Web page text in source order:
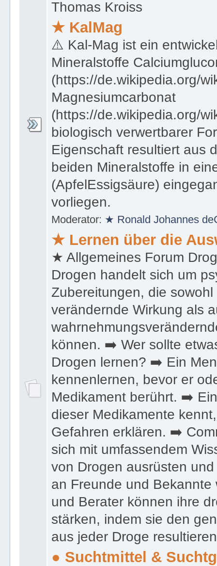
Thomas Kroiss
★ KalMag
⚠️ Kal-Mag ist ein
Mineralstoffe
(https://de.wikipedia.org/
Magnesiumcarbonat
(https://de.wikipedia.org/
biologisch verwertbarer
Eigenschaft resultiert aus
beiden Mineralstoffe in
(ApfelEssigsäure)
vorliegen.
Moderator: ★ Ronald Johannes
★ Lernen über die
★ Allgemeines Forum
Drogen handelt sich um
Zubereitungen, die
verändernde Wirkung als
können. ➡️ Wer sollte
Drogen lernen? ➡️ Ein
kennenlernen, bevor er
Medikament berührt. ➡️
dieser Medikamente
Gefahren erklären. ➡️
sich mit umfassendem
von Drogen ausrüsten
an Freunde und
und Berater können ihre
stärken, indem sie den
aus jeder Droge
● Suchtmittel &